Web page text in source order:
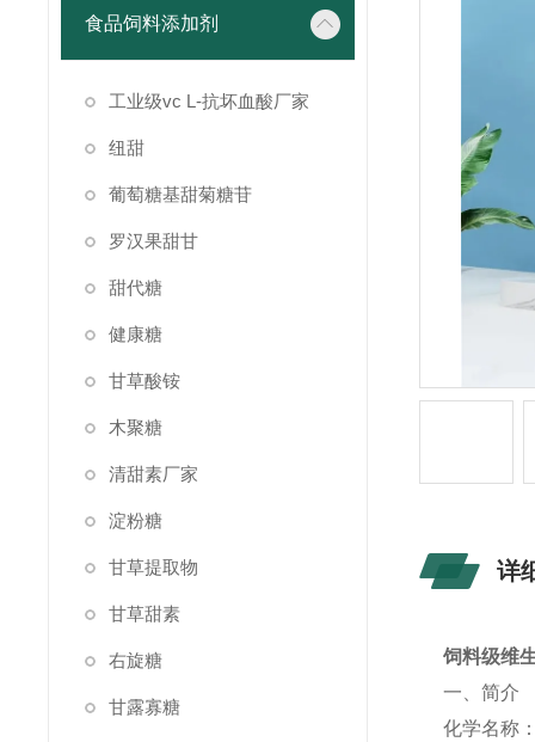
食品饲料添加剂
工业级vc L-抗坏血酸厂家
纽甜
葡萄糖基甜菊糖苷
罗汉果甜甘
甜代糖
健康糖
甘草酸铵
木聚糖
清甜素厂家
淀粉糖
甘草提取物
甘草甜素
右旋糖
甘露寡糖
详
饲料级维
一、简介
化学名称